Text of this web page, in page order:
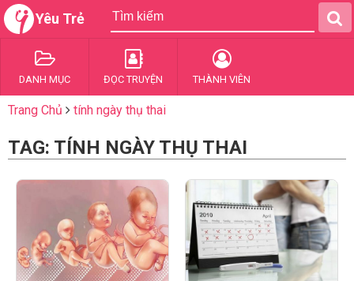
Yêu Trẻ
DANH MỤC ĐỌC TRUYỆN THÀNH VIÊN
Trang Chủ tính ngày thụ thai
TAG: TÍNH NGÀY THỤ THAI